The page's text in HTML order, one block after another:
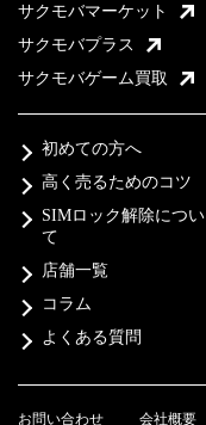
サクモバマーケット
サクモバプラス
サクモバゲーム買取
初めての方へ
高く売るためのコツ
SIMロック解除につい
て
店舗一覧
コラム
よくある質問
お問い合わせ 会社概要